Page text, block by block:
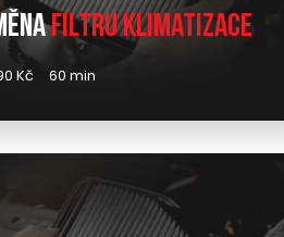
filtru klimatizace
Kč 60 min